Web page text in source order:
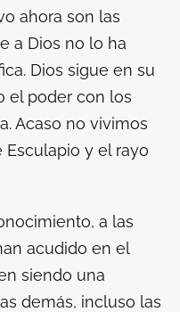
ahora son las
a Dios no lo ha
Dios sigue en su
el poder con los
Acaso no vivimos
y el rayo
a las
acudido en el
siendo una
demás, incluso las